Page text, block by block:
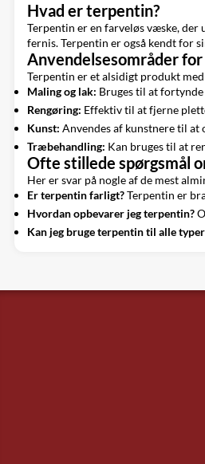
Hvad er terpentin?
Terpentin er en farveløs væske,
fernis. Terpentin er også kendt for
Anvendelsesområder
Terpentin er et alsidigt produkt
Maling og lak: Bruges til at
Rengøring: Effektiv til at fjerne
Kunst: Anvendes af kunstnere til at
Træbehandling: Kan bruges til at
Ofte stillede spørgsmål
Her er svar på nogle af de mest
Er terpentin farligt?Terpentin er
Hvordan opbevarer jeg terpentin?
Kan jeg bruge terpentin til alle